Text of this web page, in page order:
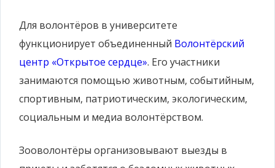
Для волонтёров в университете
функционирует объединенный Волонтёрский
центр «Открытое сердце». Его участники
занимаются помощью животным, событийным,
спортивным, патриотическим, экологическим,
социальным и медиа волонтёрством.
Зооволонтёры организовывают выезды в